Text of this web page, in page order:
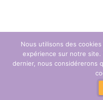
© 2020 Coq en Patch, le
-
Nous utilisons des
expérience sur notre site.
dernier, nous considérerons